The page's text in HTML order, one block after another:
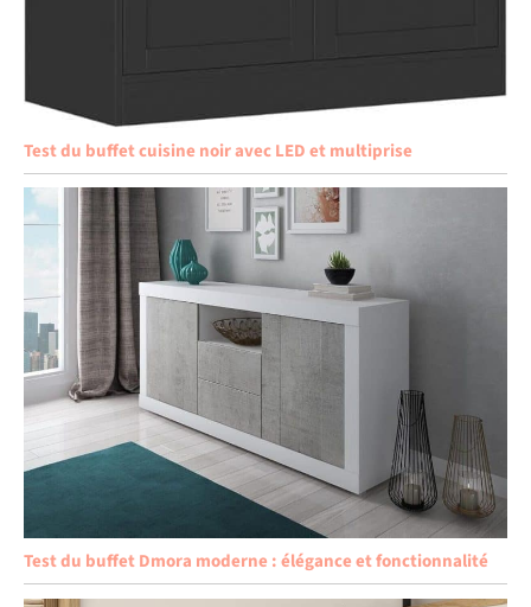
Test du buffet cuisine noir avec LED et multiprise
Test du buffet Dmora moderne : élégance et fonctionnalité